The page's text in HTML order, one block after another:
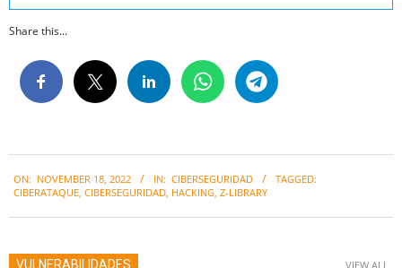
Share this...
11-
ON: NOVEMBER 18, 2022 IN: CIBERSEGURIDAD
TAGGED:
CIBERATAQUE, CIBERSEGURIDAD, HACKING, Z-LIBRARY
VULNERABILIDADES VIEW ALL